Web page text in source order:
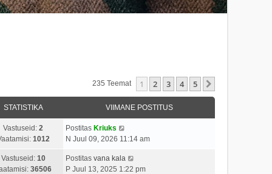
235 Teemat 1 2 3 4 5
STATISTIKA VIIMANE POSTITUS
Vastuseid: 2
1012
Postitas Kriuks
N Juul 09, 2026 11:14 am
Vastuseid: 10
36506
Postitas vana kala
P Juul 13, 2025 1:22 pm